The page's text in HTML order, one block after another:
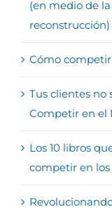
(en medio de
reconstrucción)
Cómo
Tus clientes no
Competir en el
Los 10 libros
competir en